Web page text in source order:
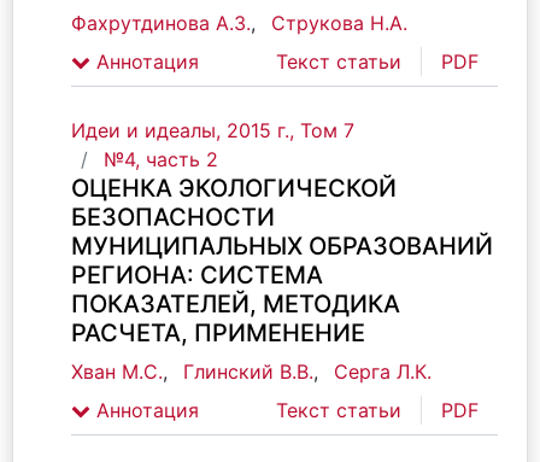
Фахрутдинова А.З.,
Струкова Н.А.
Аннотация
Текст статьи PDF
Идеи и идеалы, 2015 г., Том 7
№4, часть 2
ОЦЕНКА ЭКОЛОГИЧЕСКОЙ
БЕЗОПАСНОСТИ
МУНИЦИПАЛЬНЫХ ОБРАЗОВАНИЙ
РЕГИОНА: СИСТЕМА
ПОКАЗАТЕЛЕЙ, МЕТОДИКА
РАСЧЕТА, ПРИМЕНЕНИЕ
Хван М.С., Глинский В.В.,
Серга Л.К.
Аннотация
Текст статьи PDF